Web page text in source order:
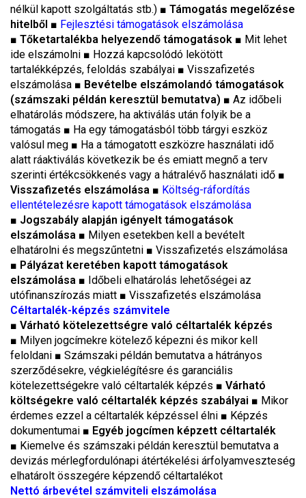
nélkül kapott szolgáltatás stb.) ■ Támogatás megelőzése
hitelből ■ Fejlesztési támogatások elszámolása
■ Tőketartalékba helyezendő támogatások ■ Mit lehet
ide elszámolni ■ Hozzá kapcsolódó lekötött
tartalékképzés, feloldás szabályai ■ Visszafizetés
elszámolása ■ Bevételbe elszámolandó támogatások
(számszaki példán keresztül bemutatva) ■ Az időbeli
elhatárolás módszere, ha aktiválás után folyik be a
támogatás ■ Ha egy támogatásból több tárgyi eszköz
valósul meg ■ Ha a támogatott eszközre használati idő
alatt ráaktiválás következik be és emiatt megnő a terv
szerinti értékcsökkenés vagy a hátralévő használati idő ■
Visszafizetés elszámolása ■ Költség-ráfordítás
ellentételezésre kapott támogatások elszámolása
■ Jogszabály alapján igényelt támogatások
elszámolása ■ Milyen esetekben kell a bevételt
elhatárolni és megszűntetni ■ Visszafizetés elszámolása
■ Pályázat keretében kapott támogatások
elszámolása ■ Időbeli elhatárolás lehetőségei az
utófinanszírozás miatt ■ Visszafizetés elszámolása
Céltartalék-képzés számvitele
■ Várható kötelezettségre való céltartalék képzés
■ Milyen jogcímekre kötelező képezni és mikor kell
feloldani ■ Számszaki példán bemutatva a hátrányos
szerződésekre, végkielégítésre és garanciális
kötelezettségekre való céltartalék képzés ■ Várható
költségekre való céltartalék képzés szabályai ■ Mikor
érdemes ezzel a céltartalék képzéssel élni ■ Képzés
dokumentumai ■ Egyéb jogcímen képzett céltartalék
■ Kiemelve és számszaki példán keresztül bemutatva a
devizás mérlegfordulónapi átértékelési árfolyamveszteség
elhatárolt összegére képzendő céltartalékot
Nettó árbevétel számviteli elszámolása